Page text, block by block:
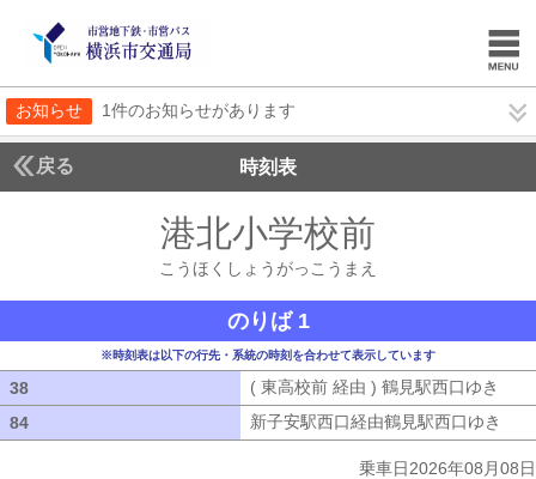
お知らせ 1件のお知らせがあります
戻る 時刻表
港北小学校前
こうほくしょうがっこうまえ
のりば 1
※時刻表は以下の行先・系統の時刻を合わせて表示しています
38 ( 東高校前 経由 ) 鶴見駅西口ゆき
84
新子安駅西口経由鶴見駅西口ゆき
乗車日2026年08月08日